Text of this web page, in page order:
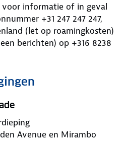
voor informatie of in geval
+31 247 247 247,
(let op roamingkosten)
berichten) op +316 8238
Avenue en Mirambo